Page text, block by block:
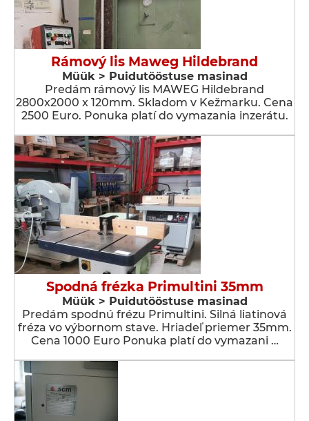
Rámový lis Maweg Hildebrand
Müük > Puidutööstuse masinad
Predám rámový lis MAWEG Hildebrand
2800x2000 x 120mm. Skladom v Kežmarku. Cena
2500 Euro. Ponuka platí do vymazania inzerátu.
Spodná frézka Primultini 35mm
Müük > Puidutööstuse masinad
Predám spodnú frézu Primultini. Silná liatinová
fréza vo výbornom stave. Hriadeľ priemer 35mm.
Cena 1000 Euro Ponuka platí do vymazani …